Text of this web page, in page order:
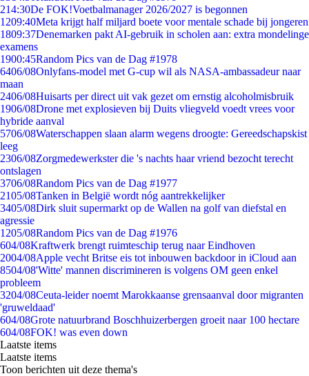
214:30De FOK!Voetbalmanager 2026/2027 is begonnen
1209:40Meta krijgt half miljard boete voor mentale schade bij jongeren
1809:37Denemarken pakt AI-gebruik in scholen aan: extra mondelinge
examens
1900:45Random Pics van de Dag #1978
6406/08Onlyfans-model met G-cup wil als NASA-ambassadeur naar
maan
2406/08Huisarts per direct uit vak gezet om ernstig alcoholmisbruik
1906/08Drone met explosieven bij Duits vliegveld voedt vrees voor
hybride aanval
5706/08Waterschappen slaan alarm wegens droogte: Gereedschapskist
leeg
2306/08Zorgmedewerkster die 's nachts haar vriend bezocht terecht
ontslagen
3706/08Random Pics van de Dag #1977
2105/08Tanken in België wordt nóg aantrekkelijker
3405/08Dirk sluit supermarkt op de Wallen na golf van diefstal en
agressie
1205/08Random Pics van de Dag #1976
604/08Kraftwerk brengt ruimteschip terug naar Eindhoven
2004/08Apple vecht Britse eis tot inbouwen backdoor in iCloud aan
8504/08'Witte' mannen discrimineren is volgens OM geen enkel
probleem
3204/08Ceuta-leider noemt Marokkaanse grensaanval door migranten
'gruweldaad'
604/08Grote natuurbrand Boschhuizerbergen groeit naar 100 hectare
604/08FOK! was even down
Laatste items
Laatste items
Toon berichten uit deze thema's